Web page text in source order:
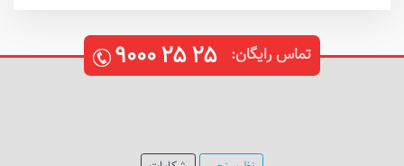
تماس رایگان: ۹۰۰۰۲۵۲۵